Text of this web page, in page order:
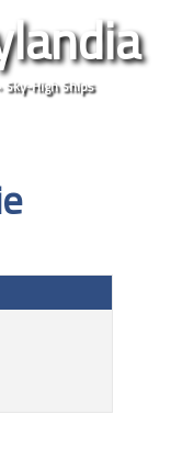
Sky-High Ships